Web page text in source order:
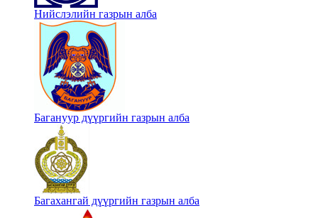
Нийслэлийн газрын алба
Багануур дүүргийн газрын алба
Багахангай дүүргийн газрын алба